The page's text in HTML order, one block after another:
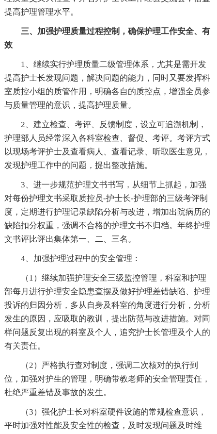
提高护理管理水平。
三、加强护理质量过程控制，确保护理工作安全、有
效
1、继续实行护理质量二级管理体系，尤其是需开发
提高护士长发现问题，解决问题的能力，同时又要发挥科
室质控小组的质管作用，明确各自的质控点，增强全员参
与质量管理的意识，提高护理质量。
2、建立检查、考评、反馈制度，设立可追溯机制，
护理部人员经常深入各科室检查、督促、考评。考评方式
以现场考评护士及查看病人、查看记录、听取医生意见，
发现护理工作中的问题，提出整改措施。
3、进一步规范护理文书书写，从细节上抓起，加强
对每份护理文书采取质控员-护士长-护理部的三级考评制
度，定期进行护理记录缺陷分析与改进，增加出院病历的
缺陷扣分权重，强调不合格的护理文书不归档。年终护理
文书评比评出集体第一、二、三名。
4、加强护理过程中的安全管理：
（1）继续加强护理安全三级监控管理，科室和护理
部每月进行护理安全隐患查摆及做好护理差错缺陷、护理
投诉的归因分析，多从自身及科室的角度进行分析，分析
发生的原因，应吸取的教训，提出防范与改进措施。对同
样问题反复出现的科室及个人，追究护士长管理及个人的
有关责任。
（2）严格执行查对制度，强调二次核对的执行到
位，加强对护生的管理，明确带教老师的安全管理责任，
杜绝严重差错及事故的发生。
（3）强化护士长对科室硬件设施的常规检查意识，
平时加强对性能及安全性的检查，及时发现问题及时维